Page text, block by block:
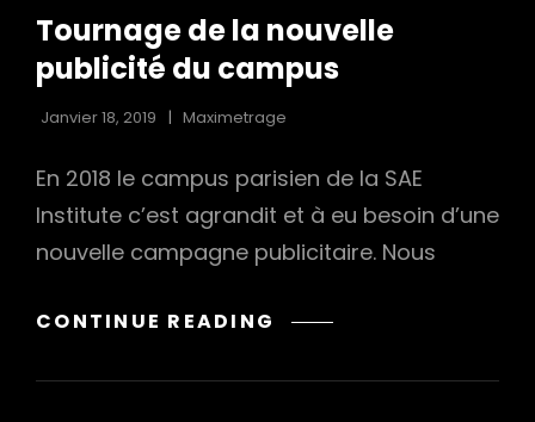
Tournage de la nouvelle
publicité du campus
Janvier 18, 2019 Maximetrage
En 2018 le campus parisien de la SAE
Institute c’est agrandit et à eu besoin d’une
nouvelle campagne publicitaire. Nous
CONTINUE READING TOURNAGE
LA